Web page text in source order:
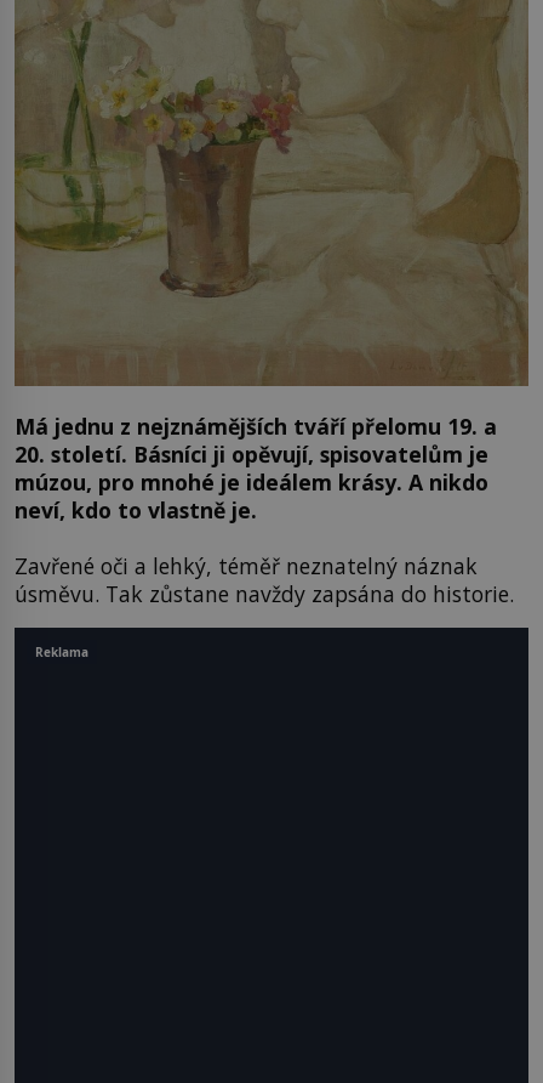
Má jednu z nejznámějších tváří přelomu 19. a
20. století. Básníci ji opěvují, spisovatelům je
múzou, pro mnohé je ideálem krásy. A nikdo
neví, kdo to vlastně je.
Zavřené oči a lehký, téměř neznatelný náznak
úsměvu. Tak zůstane navždy zapsána do historie.
Reklama